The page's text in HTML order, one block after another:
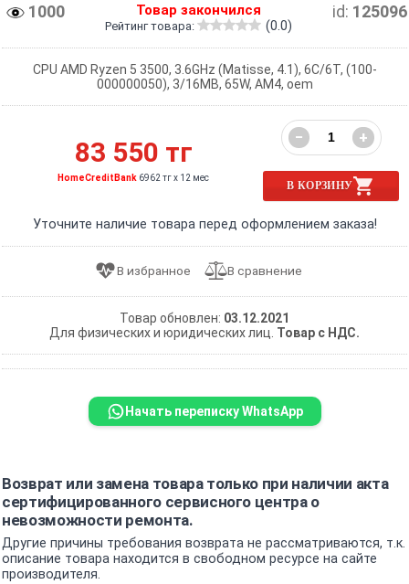
1000 id: 125096
Товар закончился
Рейтинг товара: (0.0)
CPU AMD Ryzen 5 3500, 3.6GHz (Matisse, 4.1), 6C/6T, (100-
000000050), 3/16MB, 65W, AM4, oem
83 550 тг
HomeCreditBank 6962 тг x 12 мес
− +
В КОРЗИНУ
Уточните наличие товара перед оформлением заказа!
Товар обновлен: 03.12.2021
Для физических и юридических лиц. Товар с НДС.
Начать переписку WhatsApp
Возврат или замена товара только при наличии акта
сертифицированного сервисного центра о
невозможности ремонта.
Другие причины требования возврата не рассматриваются, т.к.
описание товара находится в свободном ресурсе на сайте
производителя.